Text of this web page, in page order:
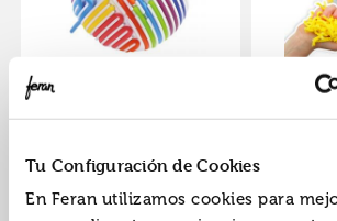
Tu Configuración de Cookies
En Feran utilizamos cookies para
REF:
XAD-60366